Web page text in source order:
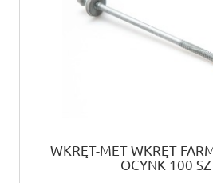
WKRĘT-MET WKRĘT
OCYNK 100